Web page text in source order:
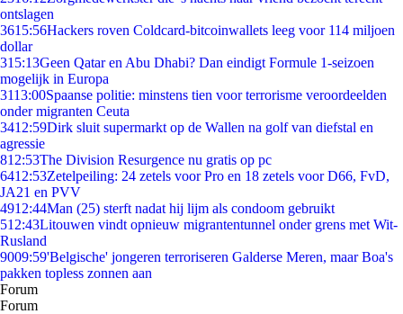
ontslagen
3615:56Hackers roven Coldcard-bitcoinwallets leeg voor 114 miljoen
dollar
315:13Geen Qatar en Abu Dhabi? Dan eindigt Formule 1-seizoen
mogelijk in Europa
3113:00Spaanse politie: minstens tien voor terrorisme veroordeelden
onder migranten Ceuta
3412:59Dirk sluit supermarkt op de Wallen na golf van diefstal en
agressie
812:53The Division Resurgence nu gratis op pc
6412:53Zetelpeiling: 24 zetels voor Pro en 18 zetels voor D66, FvD,
JA21 en PVV
4912:44Man (25) sterft nadat hij lijm als condoom gebruikt
512:43Litouwen vindt opnieuw migrantentunnel onder grens met Wit-
Rusland
9009:59'Belgische' jongeren terroriseren Galderse Meren, maar Boa's
pakken topless zonnen aan
Forum
Forum